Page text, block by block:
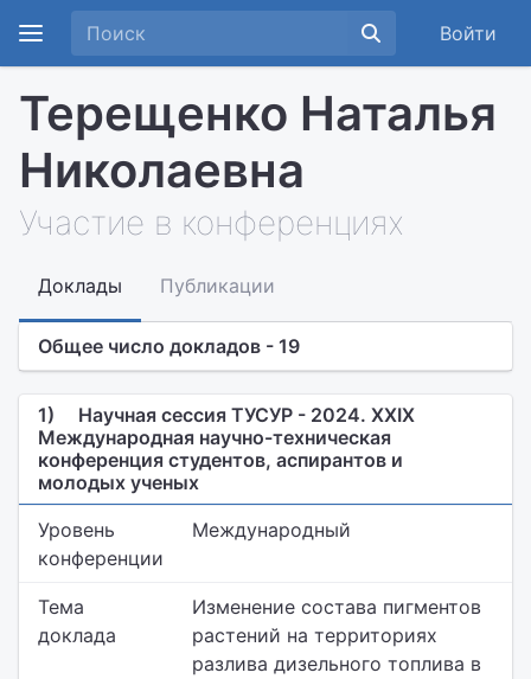
Войти
Терещенко Наталья
Николаевна
Участие в конференциях
Доклады Публикации
Общее число докладов - 19
1)
Научная сессия ТУСУР - 2024. XXIX
Международная научно-техническая
конференция студентов, аспирантов и
молодых ученых
Уровень
конференции
Международный
Тема
доклада
Изменение состава пигментов
растений на территориях
разлива дизельного топлива в